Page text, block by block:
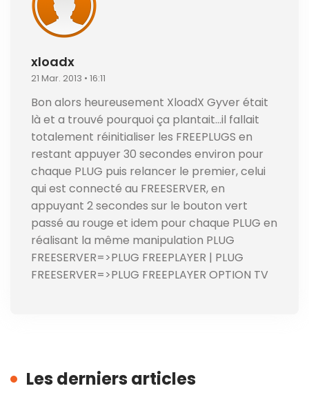
xloadx
21 Mar. 2013 • 16:11
Bon alors heureusement XloadX Gyver était
là et a trouvé pourquoi ça plantait…il fallait
totalement réinitialiser les FREEPLUGS en
restant appuyer 30 secondes environ pour
chaque PLUG puis relancer le premier, celui
qui est connecté au FREESERVER, en
appuyant 2 secondes sur le bouton vert
passé au rouge et idem pour chaque PLUG en
réalisant la même manipulation PLUG
FREESERVER=>PLUG FREEPLAYER | PLUG
FREESERVER=>PLUG FREEPLAYER OPTION TV
Les derniers articles